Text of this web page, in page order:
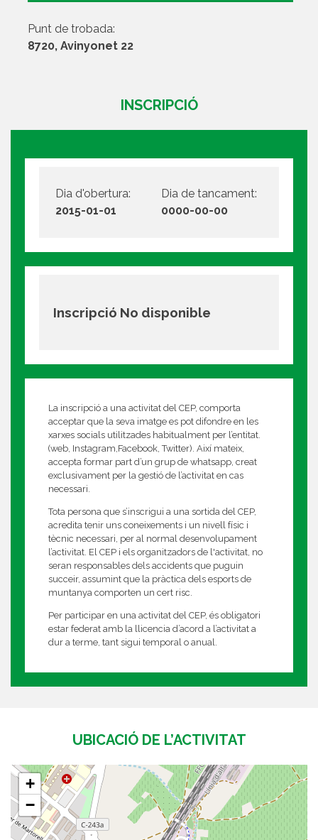
Punt de trobada:
8720, Avinyonet 22
INSCRIPCIÓ
Dia d'obertura:
2015-01-01
Dia de tancament:
0000-00-00
Inscripció No disponible
La inscripció a una activitat del CEP, comporta
acceptar que la seva imatge es pot difondre en les
xarxes socials utilitzades habitualment per l’entitat.
(web, Instagram,Facebook, Twitter). Així mateix,
accepta formar part d’un grup de whatsapp, creat
exclusivament per la gestió de l’activitat en cas
necessari.
Tota persona que s’inscrigui a una sortida del CEP,
acredita tenir uns coneixements i un nivell físic i
tècnic necessari, per al normal desenvolupament
l’activitat. El CEP i els organitzadors de l'activitat, no
seran responsables dels accidents que puguin
succeir, assumint que la pràctica dels esports de
muntanya comporten un cert risc.
Per participar en una activitat del CEP, és obligatori
estar federat amb la llicencia d’acord a l’activitat a
dur a terme, tant sigui temporal o anual.
UBICACIÓ DE L’ACTIVITAT
+
−